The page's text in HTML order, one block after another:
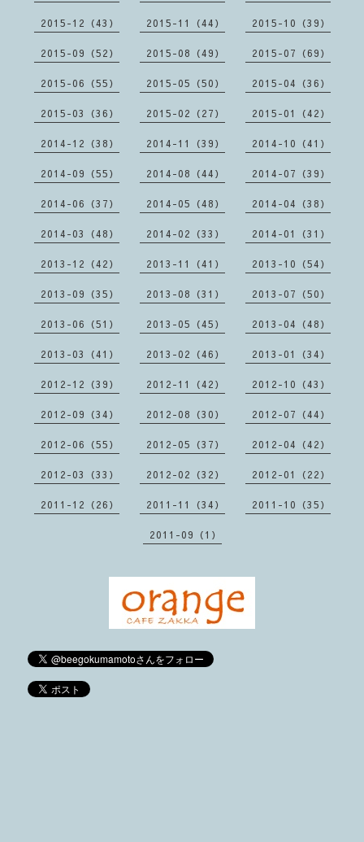
2015-12（43） 2015-11（44） 2015-10（39）
2015-09（52） 2015-08（49） 2015-07（69）
2015-06（55） 2015-05（50） 2015-04（36）
2015-03（36） 2015-02（27） 2015-01（42）
2014-12（38） 2014-11（39） 2014-10（41）
2014-09（55） 2014-08（44） 2014-07（39）
2014-06（37） 2014-05（48） 2014-04（38）
2014-03（48） 2014-02（33） 2014-01（31）
2013-12（42） 2013-11（41） 2013-10（54）
2013-09（35） 2013-08（31） 2013-07（50）
2013-06（51） 2013-05（45） 2013-04（48）
2013-03（41） 2013-02（46） 2013-01（34）
2012-12（39） 2012-11（42） 2012-10（43）
2012-09（34） 2012-08（30） 2012-07（44）
2012-06（55） 2012-05（37） 2012-04（42）
2012-03（33） 2012-02（32） 2012-01（22）
2011-12（26） 2011-11（34） 2011-10（35）
2011-09（1）